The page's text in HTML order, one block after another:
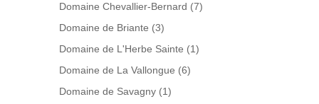
Domaine Chevallier-Bernard (7)
Domaine de Briante (3)
Domaine de L'Herbe Sainte (1)
Domaine de La Vallongue (6)
Domaine de Savagny (1)